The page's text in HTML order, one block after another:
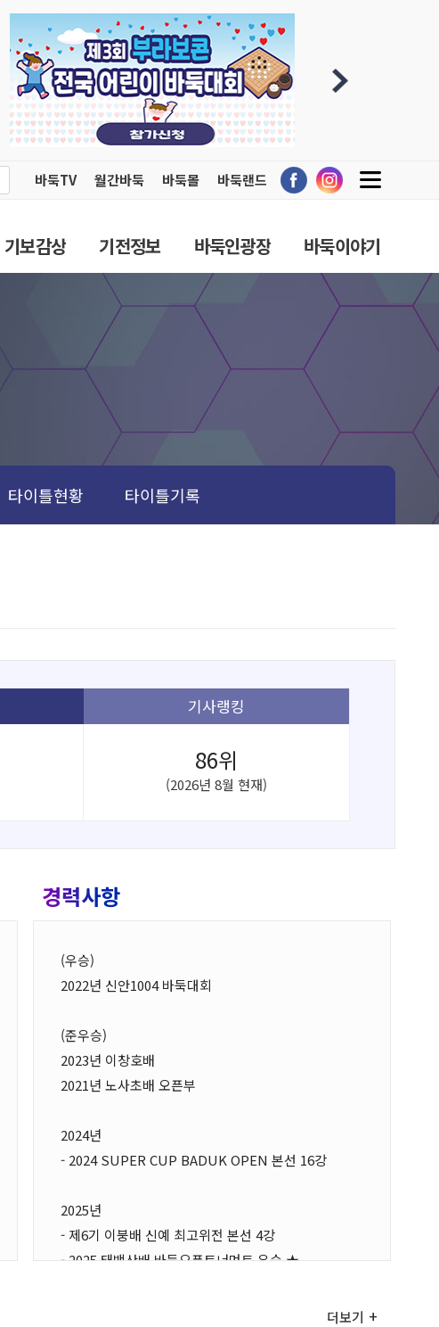
바둑TV 월간바둑 바둑몰 바둑랜드
기보감상 기전정보 바둑인광장 바둑이야기
타이틀현황 타이틀기록
기사랭킹
86위
(2026년 8월 현재)
경력사항
(우승)
2022년 신안1004 바둑대회
(준우승)
2023년 이창호배
2021년 노사초배 오픈부
2024년
- 2024 SUPER CUP BADUK OPEN 본선 16강
2025년
- 제6기 이붕배 신예 최고위전 본선 4강
- 2025 태백산배 바둑오픈토너먼트 우승 ★
더보기